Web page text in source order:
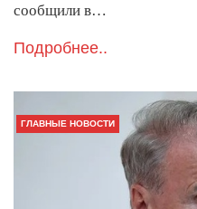
сообщили в…
Подробнее..
ГЛАВНЫЕ НОВОСТИ